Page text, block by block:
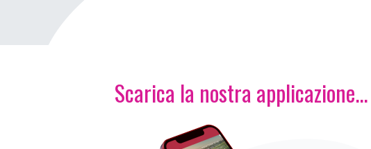
Scarica la nostra applicazione...